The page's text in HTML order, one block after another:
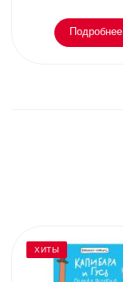
Подробнее
ХИТЫ